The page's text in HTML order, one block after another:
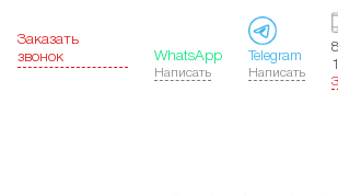
Заказать
звонок
WhatsApp
Написать
Telegram
Написать